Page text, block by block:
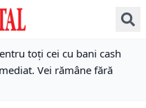
toți cei cu bani cash
Vei rămâne fără